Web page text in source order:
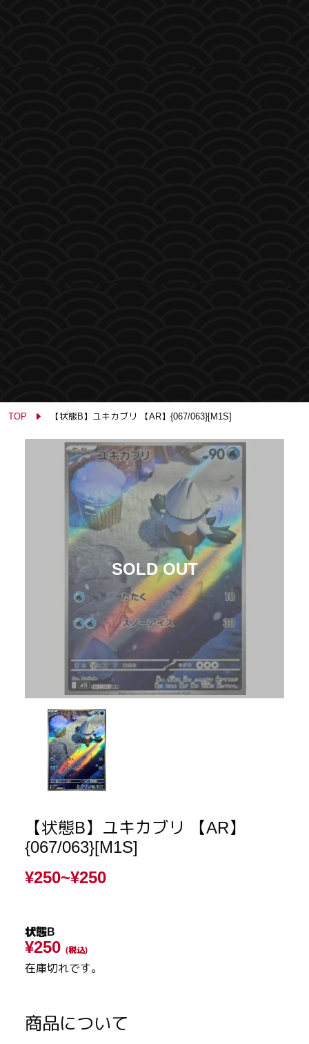
TOP 【状態B】ユキカブリ 【AR】{067/063}[M1S]
【状態B】ユキカブリ 【AR】
{067/063}[M1S]
¥250~¥250
状態B
¥250 (税込)
在庫切れです。
商品について